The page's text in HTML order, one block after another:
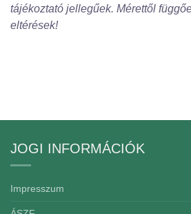
tájékoztató jellegűek. Mérettől
eltérések!
JOGI INFORMÁCIÓK
Impresszum